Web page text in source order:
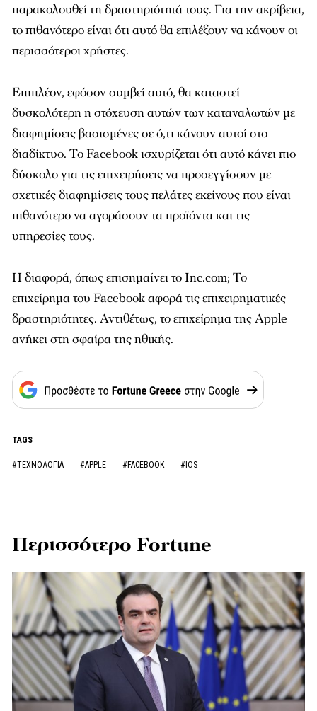
παρακολουθεί τη δραστηριότητά τους. Για την ακρίβεια,
το πιθανότερο είναι ότι αυτό θα επιλέξουν να κάνουν οι
περισσότεροι χρήστες.
Επιπλέον, εφόσον συμβεί αυτό, θα καταστεί
δυσκολότερη η στόχευση αυτών των καταναλωτών με
διαφημίσεις βασισμένες σε ό,τι κάνουν αυτοί στο
διαδίκτυο. Το Facebook ισχυρίζεται ότι αυτό κάνει πιο
δύσκολο για τις επιχειρήσεις να προσεγγίσουν με
σχετικές διαφημίσεις τους πελάτες εκείνους που είναι
πιθανότερο να αγοράσουν τα προϊόντα και τις
υπηρεσίες τους.
Η διαφορά, όπως επισημαίνει το Inc.com; Το
επιχείρημα του Facebook αφορά τις επιχειρηματικές
δραστηριότητες. Αντιθέτως, το επιχείρημα της Apple
ανήκει στη σφαίρα της ηθικής.
TAGS
#ΤΕΧΝΟΛΟΓΙΑ #APPLE #FACEBOOK #IOS
Περισσότερο Fortune